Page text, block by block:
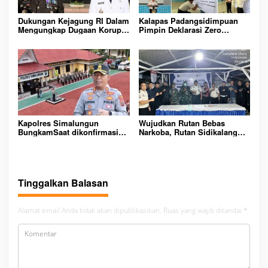
Dukungan Kejagung RI Dalam
Mengungkap Dugaan Korupsi
Ketua AMPK : Segera Periksa
Dan Tangkap!
Kalapas Padangsidimpuan
Pimpin Deklarasi Zero
Lingkungan Lapas
Padangsidimpuan
Kapolres Simalungun
BungkamSaat dikonfirmasi
Wujudkan Rutan Bebas
Narkoba, Rutan Sidikalang
Tinggalkan Balasan
Alamat email Anda tidak akan dipublikasikan. Ruas yang wajib ditandai *